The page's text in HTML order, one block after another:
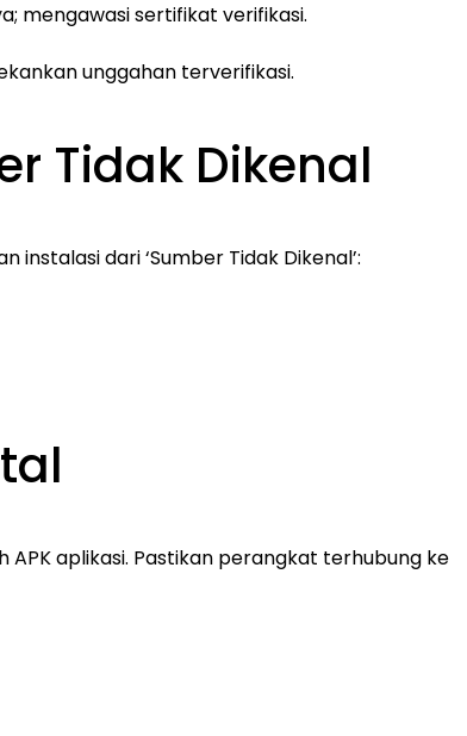
mengawasi sertifikat verifikasi.
unggahan terverifikasi.
Tidak Dikenal
dari ‘Sumber Tidak Dikenal’:
APK aplikasi. Pastikan perangkat terhubung ke